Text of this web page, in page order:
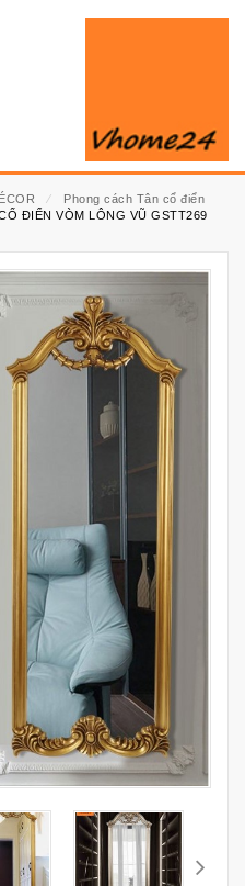
⁄
Phong cách Tân cổ điển
ĐIỂN VÒM LÔNG VŨ GSTT269